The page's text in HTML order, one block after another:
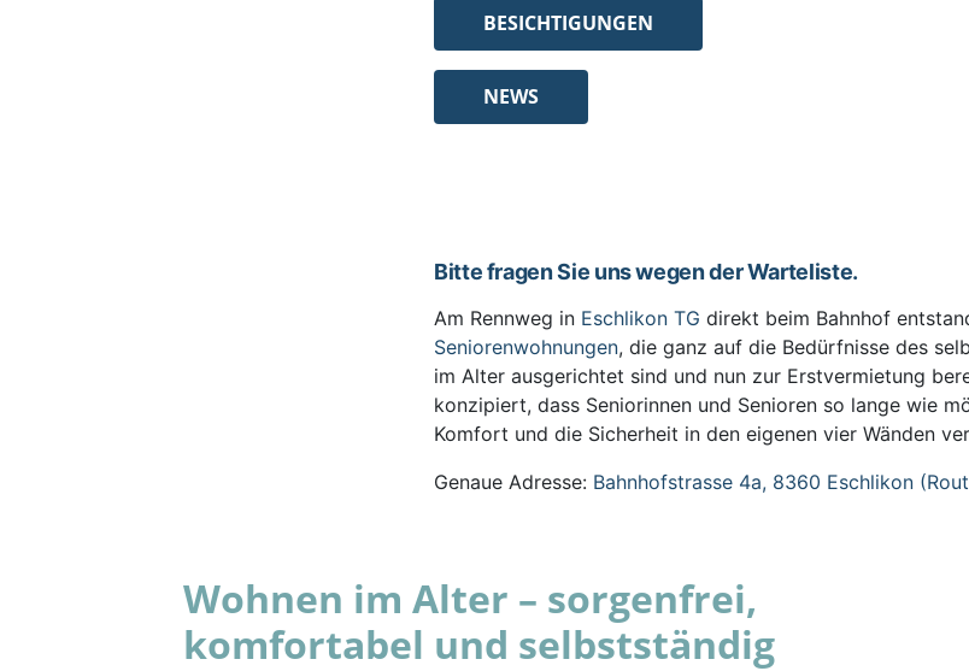
BESICHTIGUNGEN
NEWS
Bitte fragen Sie uns wegen der Warteliste.
Am Rennweg in Eschlikon TG direkt beim Bahnhof
Seniorenwohnungen, die ganz auf die Bedürfnisse des
im Alter ausgerichtet sind und nun zur Erstvermietung
konzipiert, dass Seniorinnen und Senioren so lange wie
Komfort und die Sicherheit in den eigenen vier Wänden
Genaue Adresse: Bahnhofstrasse 4a, 8360 Eschlikon
Wohnen im Alter – sorgenfrei,
komfortabel und selbstständig